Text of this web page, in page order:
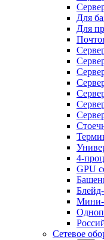
Для
Для
4-
GPU
Мини-
Сетевое